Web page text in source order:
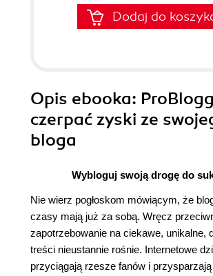
Dodaj do
Opis ebooka:
czerpać zyski ze
bloga
Wybloguj swoją drogę do
Nie wierz pogłoskom mówiącym, że
czasy mają już za sobą. Wręcz
zapotrzebowanie na ciekawe, unikalne,
treści nieustannie rośnie. Internetowe
przyciągają rzesze fanów i